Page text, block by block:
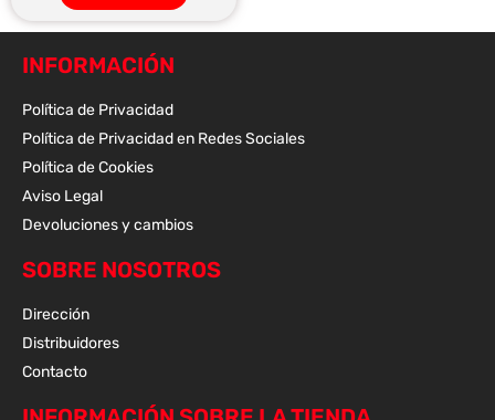
INFORMACIÓN
Política de Privacidad
Política de Privacidad en Redes Sociales
Política de Cookies
Aviso Legal
Devoluciones y cambios
SOBRE NOSOTROS
Dirección
Distribuidores
Contacto